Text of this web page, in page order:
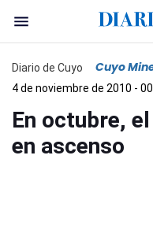
Diario de Cuyo Cuyo
4 de noviembre de 2010 -
En octubre,
en ascenso